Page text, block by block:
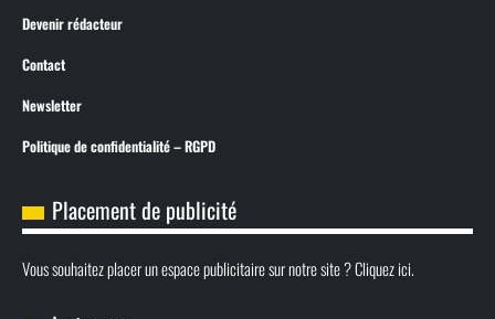
Devenir rédacteur
Contact
Newsletter
Politique de confidentialité – RGPD
Placement de publicité
Vous souhaitez placer un espace publicitaire sur notre site ? Cliquez ici.